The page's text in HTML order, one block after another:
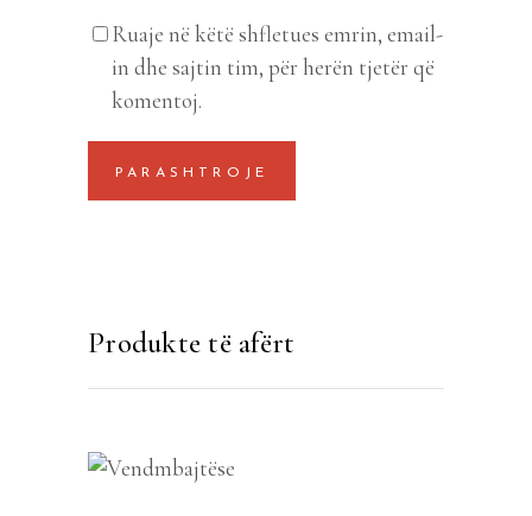
Ruaje në këtë shfletues emrin, email-
in dhe sajtin tim, për herën tjetër që
komentoj.
Produkte të afërt
SHTOJE NË SHPORTË